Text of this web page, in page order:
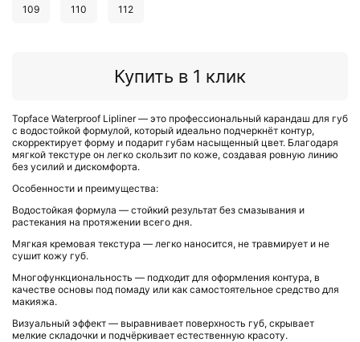
Купить в 1 клик
109 110 112
Topface Waterproof Lipliner — это профессиональный карандаш для губ
с водостойкой формулой, который идеально подчеркнёт контур,
скорректирует форму и подарит губам насыщенный цвет. Благодаря
мягкой текстуре он легко скользит по коже, создавая ровную линию
без усилий и дискомфорта.
Особенности и преимущества:
Водостойкая формула — стойкий результат без смазывания и
растекания на протяжении всего дня.
Мягкая кремовая текстура — легко наносится, не травмирует и не
сушит кожу губ.
Многофункциональность — подходит для оформления контура, в
качестве основы под помаду или как самостоятельное средство для
макияжа.
Визуальный эффект — выравнивает поверхность губ, скрывает
мелкие складочки и подчёркивает естественную красоту.